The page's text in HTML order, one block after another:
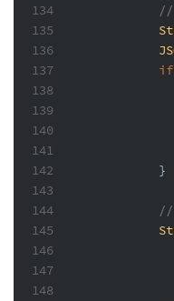
134
135
136
137
138
139
140
141
142
143
144
145
146
147
148
//
if
            }
//